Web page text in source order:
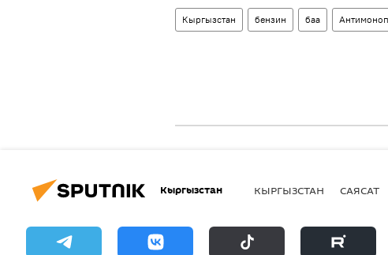
Кыргызстан бензин баа
Кыргызстан КЫРГЫЗСТАН САЯСАТ